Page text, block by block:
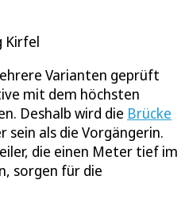
Kirfel
Varianten geprüft
mit dem höchsten
Deshalb wird die Brücke
als die Vorgängerin.
die einen Meter tief im
sorgen für die